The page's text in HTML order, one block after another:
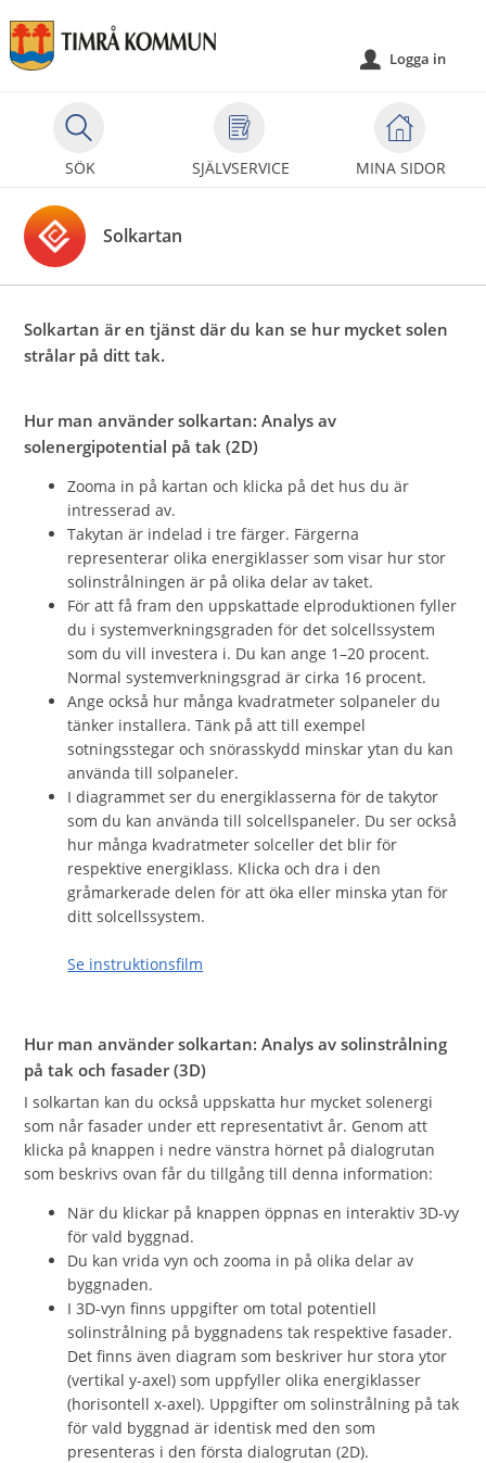
Välkommen
till
självservice
kommun
SÖK SJÄLVSERVICE MINA SIDOR
u Logga in
Solkartan
Solkartan är en tjänst där du kan se hur mycket solen
strålar på ditt tak.
Hur man använder solkartan: Analys av
solenergipotential på tak (2D)
Zooma in på kartan och klicka på det hus du är
intresserad av.
Takytan är indelad i tre färger. Färgerna
representerar olika energiklasser som visar hur stor
solinstrålningen är på olika delar av taket.
För att få fram den uppskattade elproduktionen fyller
du i systemverkningsgraden för det solcellssystem
som du vill investera i. Du kan ange 1–20 procent.
Normal systemverkningsgrad är cirka 16 procent.
Ange också hur många kvadratmeter solpaneler du
tänker installera. Tänk på att till exempel
sotningsstegar och snörasskydd minskar ytan du kan
använda till solpaneler.
I diagrammet ser du energiklasserna för de takytor
som du kan använda till solcellspaneler. Du ser också
hur många kvadratmeter solceller det blir för
respektive energiklass. Klicka och dra i den
gråmarkerade delen för att öka eller minska ytan för
ditt solcellssystem.
Se instruktionsfilm
Hur man använder solkartan: Analys av solinstrålning
på tak och fasader (3D)
I solkartan kan du också uppskatta hur mycket solenergi
som når fasader under ett representativt år. Genom att
klicka på knappen i nedre vänstra hörnet på dialogrutan
som beskrivs ovan får du tillgång till denna information:
När du klickar på knappen öppnas en interaktiv 3D-vy
för vald byggnad.
Du kan vrida vyn och zooma in på olika delar av
byggnaden.
I 3D-vyn finns uppgifter om total potentiell
solinstrålning på byggnadens tak respektive fasader.
Det finns även diagram som beskriver hur stora ytor
(vertikal y-axel) som uppfyller olika energiklasser
(horisontell x-axel). Uppgifter om solinstrålning på tak
för vald byggnad är identisk med den som
presenteras i den första dialogrutan (2D).